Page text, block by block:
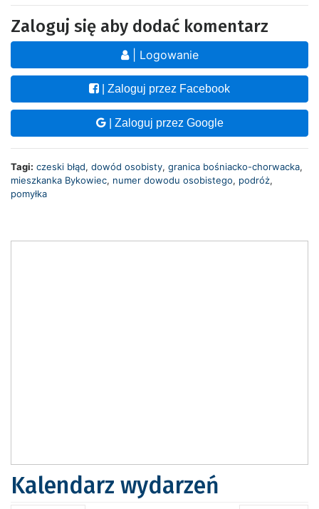
Zaloguj się aby dodać komentarz
| Logowanie
| Zaloguj przez Facebook
| Zaloguj przez Google
Tagi: czeski błąd, dowód osobisty, granica bośniacko-chorwacka,
mieszkanka Bykowiec, numer dowodu osobistego, podróż,
pomyłka
Kalendarz wydarzeń